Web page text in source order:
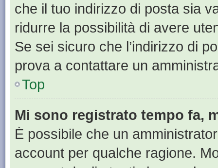
che il tuo indirizzo di posta sia
ridurre la possibilità di avere
Se sei sicuro che l’indirizzo di
prova a contattare un
Top
Mi sono registrato tempo fa,
È possibile che un
account per qualche ragione.